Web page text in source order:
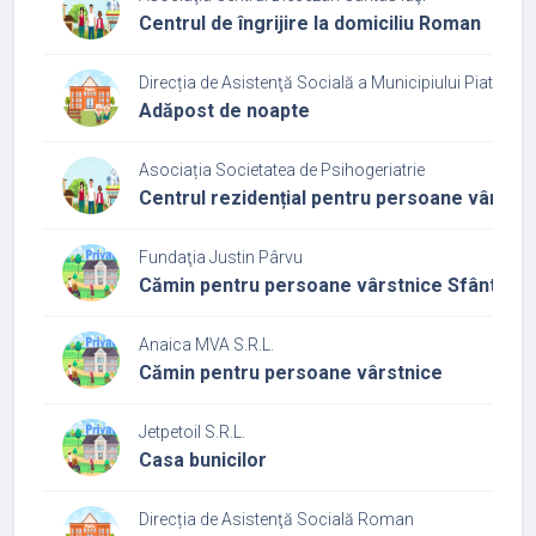
Centrul de îngrijire la domiciliu Roman
Direcția de Asistenţă Socială a Municipiului Piatra
Adăpost de noapte
Asociația Societatea de Psihogeriatrie
Centrul rezidențial pentru persoane
Fundaţia Justin Pârvu
Cămin pentru persoane vârstnice Sfântul
Anaica MVA S.R.L.
Cămin pentru persoane vârstnice
Jetpetoil S.R.L.
Casa bunicilor
Direcția de Asistenţă Socială Roman